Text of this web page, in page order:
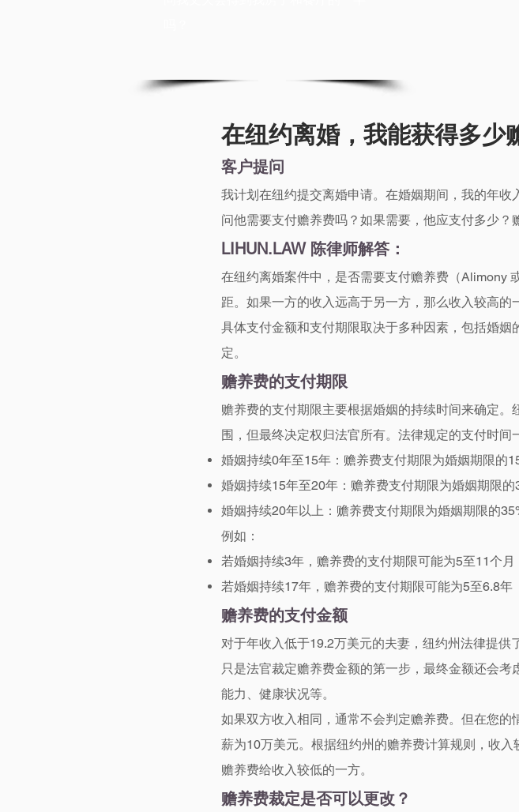
在纽约离婚，我能获得多少
客户提问
我计划在纽约提交离婚申请。在婚姻期间，我的年
问他需要支付赡养费吗？如果需要，他应支付多少？
LIHUN.LAW 陈律师解答：
在纽约离婚案件中，是否需要支付赡养费（Alimony
距。如果一方的收入远高于另一方，那么收入较高的
具体支付金额和支付期限取决于多种因素，包括婚
定。
赡养费的支付期限
赡养费的支付期限主要根据婚姻的持续时间来确定
围，但最终决定权归法官所有。法律规定的支付时间
婚姻持续0年至15年：赡养费支付期限为婚姻期限的
婚姻持续15年至20年：赡养费支付期限为婚姻期限的
婚姻持续20年以上：赡养费支付期限为婚姻期限的
例如：
若婚姻持续3年，赡养费的支付期限可能为5至11个月
若婚姻持续17年，赡养费的支付期限可能为5至6.8年
赡养费的支付金额
对于年收入低于19.2万美元的夫妻，纽约州法律提
只是法官裁定赡养费金额的第一步，最终金额还会
能力、健康状况等。
如果双方收入相同，通常不会判定赡养费。但在您
薪为10万美元。根据纽约州的赡养费计算规则，收
赡养费给收入较低的一方。
赡养费裁定是否可以更改？